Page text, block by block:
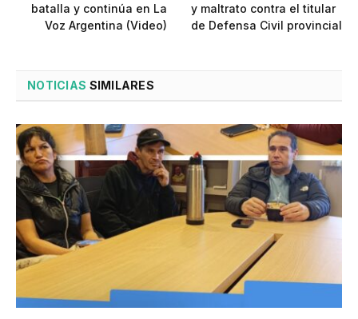
batalla y continúa en La
Voz Argentina (Video)
y maltrato contra el titular
de Defensa Civil provincial
NOTICIAS SIMILARES